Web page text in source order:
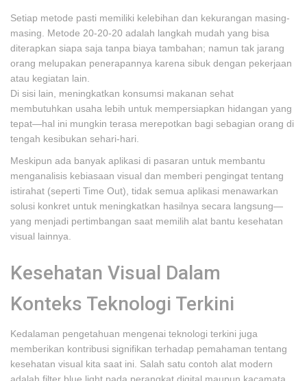
Setiap metode pasti memiliki kelebihan dan kekurangan masing-
masing. Metode 20-20-20 adalah langkah mudah yang bisa
diterapkan siapa saja tanpa biaya tambahan; namun tak jarang
orang melupakan penerapannya karena sibuk dengan pekerjaan
atau kegiatan lain.
Di sisi lain, meningkatkan konsumsi makanan sehat
membutuhkan usaha lebih untuk mempersiapkan hidangan yang
tepat—hal ini mungkin terasa merepotkan bagi sebagian orang di
tengah kesibukan sehari-hari.
Meskipun ada banyak aplikasi di pasaran untuk membantu
menganalisis kebiasaan visual dan memberi pengingat tentang
istirahat (seperti Time Out), tidak semua aplikasi menawarkan
solusi konkret untuk meningkatkan hasilnya secara langsung—
yang menjadi pertimbangan saat memilih alat bantu kesehatan
visual lainnya.
Kesehatan Visual Dalam
Konteks Teknologi Terkini
Kedalaman pengetahuan mengenai teknologi terkini juga
memberikan kontribusi signifikan terhadap pemahaman tentang
kesehatan visual kita saat ini. Salah satu contoh alat modern